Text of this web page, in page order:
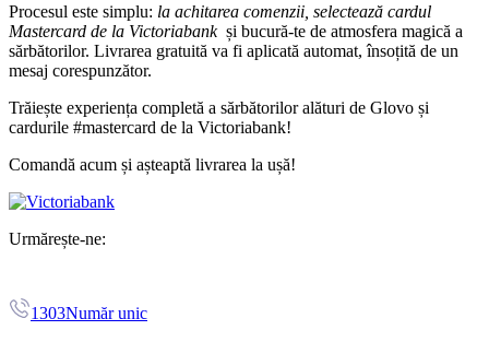
Procesul este simplu: la achitarea comenzii, selectează cardul
Mastercard de la Victoriabank și bucură-te de atmosfera magică a
sărbătorilor. Livrarea gratuită va fi aplicată automat, însoțită de un
mesaj corespunzător.
Trăiește experiența completă a sărbătorilor alături de Glovo și
cardurile #mastercard de la Victoriabank!
Comandă acum și așteaptă livrarea la ușă!
Urmărește-ne:
1303Număr unic